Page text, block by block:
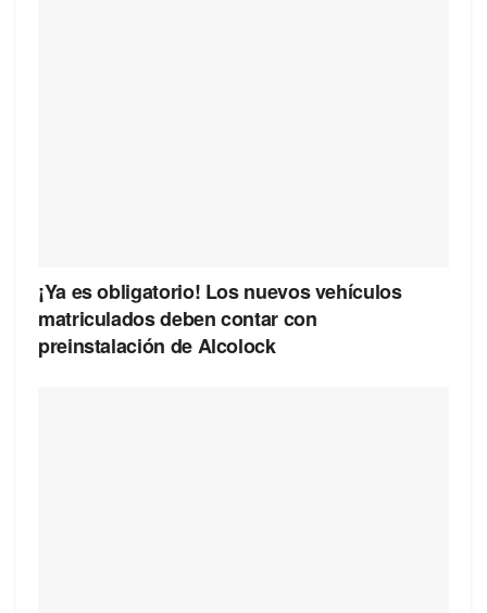
¡Ya es obligatorio! Los nuevos vehículos
matriculados deben contar con
preinstalación de Alcolock